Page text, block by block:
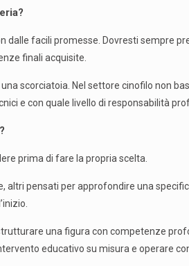
dalle facili promesse. Dovresti
finali acquisite.
scorciatoia. Nel settore cinofilo non
e con quale livello di responsabilità
prima di fare la propria scelta.
altri pensati per approfondire una
una figura con competenze
educativo su misura e operare